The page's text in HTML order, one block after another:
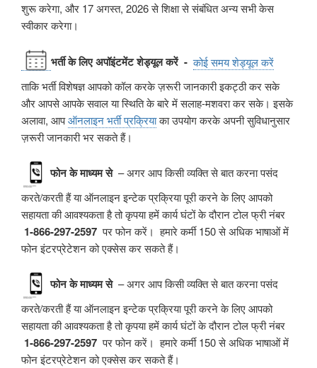
शुरू करेगा, और 17 अगस्त, 2026 से शिक्षा से संबंधित अन्य सभी केस
स्वीकार करेगा।
भर्ती के लिए अपॉइंटमेंट शेड्यूल करें - कोई समय शेड्यूल करें
ताकि भर्ती विशेषज्ञ आपको कॉल करके ज़रूरी जानकारी इकट्ठी कर सके
और आपसे आपके सवाल या स्थिति के बारे में सलाह-मशवरा कर सके। इसके
अलावा, आपऑनलाइनभर्ती प्रक्रियाका उपयोग करके अपनी सुविधानुसार
ज़रूरी जानकारी भर सकते हैं।
फोन के माध्यम से – अगर आप किसी व्यक्ति से बात करना पसंद
करते/करती हैं या ऑनलाइन इन्टेक प्रक्रिया पूरी करने के लिए आपको
सहायता की आवश्यकता है तो कृपया हमें कार्य घंटों के दौरान टोल फ्री नंबर
1-866-297-2597 पर फोन करें। हमारे कर्मी 150 से अधिक भाषाओं में
फोन इंटरप्रेटेशन को एक्सेस कर सकते हैं।
फोन के माध्यम से – अगर आप किसी व्यक्ति से बात करना पसंद
करते/करती हैं या ऑनलाइन इन्टेक प्रक्रिया पूरी करने के लिए आपको
सहायता की आवश्यकता है तो कृपया हमें कार्य घंटों के दौरान टोल फ्री नंबर
1-866-297-2597 पर फोन करें। हमारे कर्मी 150 से अधिक भाषाओं में
फोन इंटरप्रेटेशन को एक्सेस कर सकते हैं।